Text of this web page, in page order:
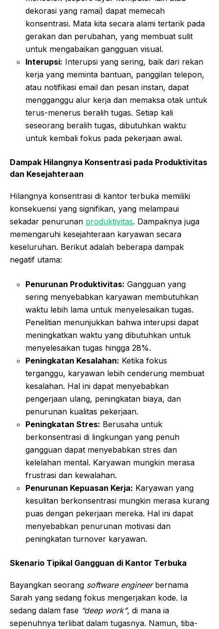
dekorasi yang ramai) dapat memecah
konsentrasi. Mata kita secara alami tertarik pada
gerakan dan perubahan, yang membuat sulit
untuk mengabaikan gangguan visual.
Interupsi: Interupsi yang sering, baik dari rekan
kerja yang meminta bantuan, panggilan telepon,
atau notifikasi email dan pesan instan, dapat
mengganggu alur kerja dan memaksa otak untuk
terus-menerus beralih tugas. Setiap kali
seseorang beralih tugas, dibutuhkan waktu
untuk kembali fokus pada pekerjaan awal.
Dampak Hilangnya Konsentrasi pada Produktivitas
dan Kesejahteraan
Hilangnya konsentrasi di kantor terbuka memiliki
konsekuensi yang signifikan, yang melampaui
sekadar penurunan produktivitas. Dampaknya juga
memengaruhi kesejahteraan karyawan secara
keseluruhan. Berikut adalah beberapa dampak
negatif utama:
Penurunan Produktivitas: Gangguan yang
sering menyebabkan karyawan membutuhkan
waktu lebih lama untuk menyelesaikan tugas.
Penelitian menunjukkan bahwa interupsi dapat
meningkatkan waktu yang dibutuhkan untuk
menyelesaikan tugas hingga 28%.
Peningkatan Kesalahan: Ketika fokus
terganggu, karyawan lebih cenderung membuat
kesalahan. Hal ini dapat menyebabkan
pengerjaan ulang, peningkatan biaya, dan
penurunan kualitas pekerjaan.
Peningkatan Stres: Berusaha untuk
berkonsentrasi di lingkungan yang penuh
gangguan dapat menyebabkan stres dan
kelelahan mental. Karyawan mungkin merasa
frustrasi dan kewalahan.
Penurunan Kepuasan Kerja: Karyawan yang
kesulitan berkonsentrasi mungkin merasa kurang
puas dengan pekerjaan mereka. Hal ini dapat
menyebabkan penurunan motivasi dan
peningkatan turnover karyawan.
Skenario Tipikal Gangguan di Kantor Terbuka
Bayangkan seorang software engineerbernama
Sarah yang sedang fokus mengerjakan kode. Ia
sedang dalam fase “deep work”, di mana ia
sepenuhnya terlibat dalam tugasnya. Namun, tiba-